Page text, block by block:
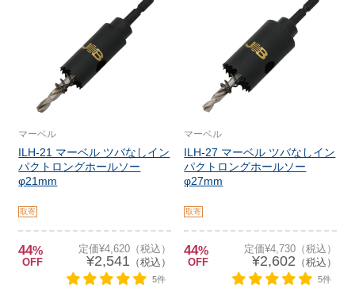
マーベル
ILH-21 マーベル ツバなしイン
パクトロングホールソー
φ21mm
取寄
44%
OFF
定価¥4,620（税込）
¥2,541 （税込）
5件
マーベル
ILH-27 マーベル ツバなしイン
パクトロングホールソー
φ27mm
取寄
44%
OFF
定価¥4,730（税込）
¥2,602 （税込）
5件